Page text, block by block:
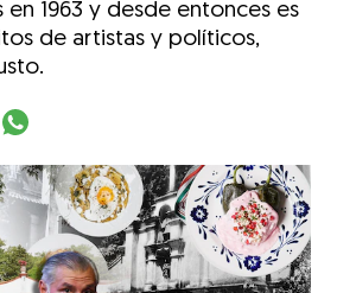
en 1963 y desde entonces es
de artistas y políticos,
mediante Email
actual mediante Facebook
el artículo actual mediante Twitter
el artículo actual mediante LinkedIn
Compartir el artículo actual mediante